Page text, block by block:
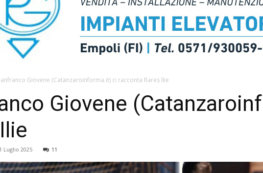
Giovene (Catanzaroinforma.it) ci racconta Rares Ilie
Giovene
Luglio 2025 11